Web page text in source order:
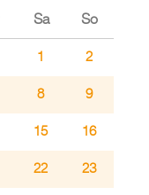
Sa So
1 2
8 9
15 16
22 23